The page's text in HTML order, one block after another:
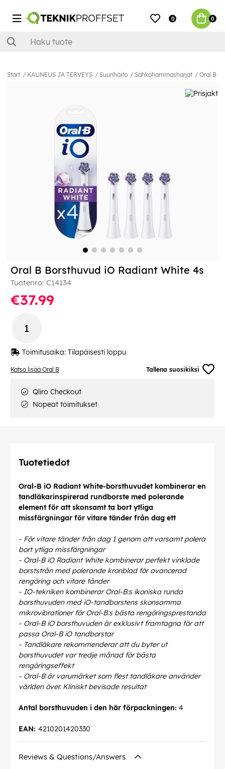
0 0
Start KAUNEUS JA TERVEYS Suunhoito Sähköhammasharjat Oral B
Katso lisää Oral B Tallena suosikiksi
Oral B Borsthuvud iO Radiant White 4s
Tuotenro: C14134
€37.99
Toimitusaika: Tilapäisesti loppu
Qliro Checkout
Nopeat toimitukset
Tuotetiedot
Oral-B iO Radiant White-borsthuvudet kombinerar en
tandläkarinspirerad rundborste med polerande
element för att skonsamt ta bort ytliga
missfärgningar för vitare tänder från dag ett
- För vitare tänder från dag 1 genom att varsamt polera
bort ytliga missfärgningar
- Oral-B iO Radiant White kombinerar perfekt vinklade
borststrån med polerande kronblad för avancerad
rengöring och vitare tänder
- IO-tekniken kombinerar Oral-B:s ikoniska runda
borsthuvuden med iO-tandborstens skonsamma
mikrovibrationer för Oral-B:s bästa rengöringsprestanda
- Oral-B iO borsthuvuden är exklusivt framtagna för att
passa Oral-B iO tandborstar
- Tandläkare rekommenderar att du byter ut
borsthuvudet var tredje månad för bästa
rengöringseffekt
- Oral-B är varumärket som flest tandläkare använder
världen över. Kliniskt bevisade resultat
Antal borsthuvuden i den här förpackningen: 4
4210201420330
EAN:
Reviews & Questions/Answers